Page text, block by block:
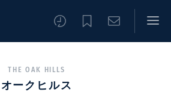
THE OAK HILLS
オークヒルス